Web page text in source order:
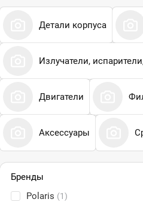
Детали корпуса
Излучатели,
Двигатели
Аксессуары
Бренды
Polaris (1)